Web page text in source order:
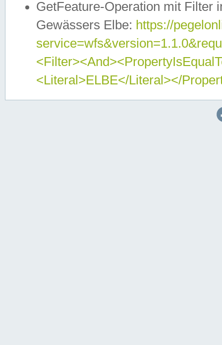
GetFeature-Operation mit Filter
Gewässers Elbe: https://
<Literal>ELBE</Literal></